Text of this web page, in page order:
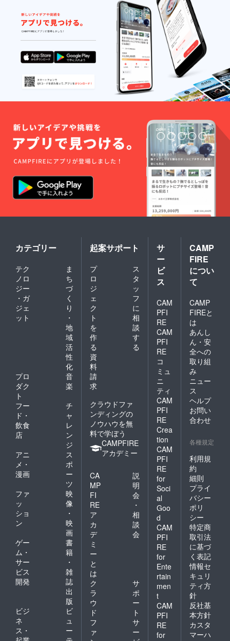
カテゴリー
テク
ノロ
ジー
・ガ
ジェ
ット
ま
ち
づ
く
り
・
地
域
活
性
化
プロ
ダク
ト
音
楽
フー
ド・
飲食
店
チ
ャ
レ
ン
ジ
アニ
メ・
漫画
ス
ポ
ー
ツ
ファ
ッ
ショ
ン
映
像
・
映
画
ゲー
ム・
サー
ビス
開発
書
籍
・
雑
誌
出
版
ビジ
ネ
ス・
ビ
ュ
ー
起案サポート
プ
ロ
ジ
ェ
ク
ト
を
作
る
ス
タ
ッ
フ
に
相
談
す
る
資
料
請
求
クラウドファ
ンディングの
ノウハウを無
料で学ぼう
CAMPFIRE
アカデミー
CA
MP
FI
RE
ア
カ
デ
ミ
ー
と
は
説
明
会
・
相
談
会
ク
ラ
ウ
ド
フ
ァ
サ
ポ
ー
ト
サ
ー
サ
ー
ビ
ス
CAM
PFI
RE
CAM
PFI
RE
コ
ミュ
ニ
ティ
CAM
PFI
RE
Crea
tion
CAM
PFI
RE
for
Soci
al
Goo
d
CAM
PFI
RE
for
Ente
rtain
men
t
CAM
PFI
RE
for
CAMP
FIRE
につい
て
CAMP
FIREと
は
あんし
ん・安
全への
取り組
み
ニュー
ス
ヘルプ
お問い
合わせ
各種規定
利用規
約
細則
プライ
バシー
ポリ
シー
特定商
取引法
に基づ
く表記
情報セ
キュリ
ティ方
針
反社基
本方針
カスタ
マーハ